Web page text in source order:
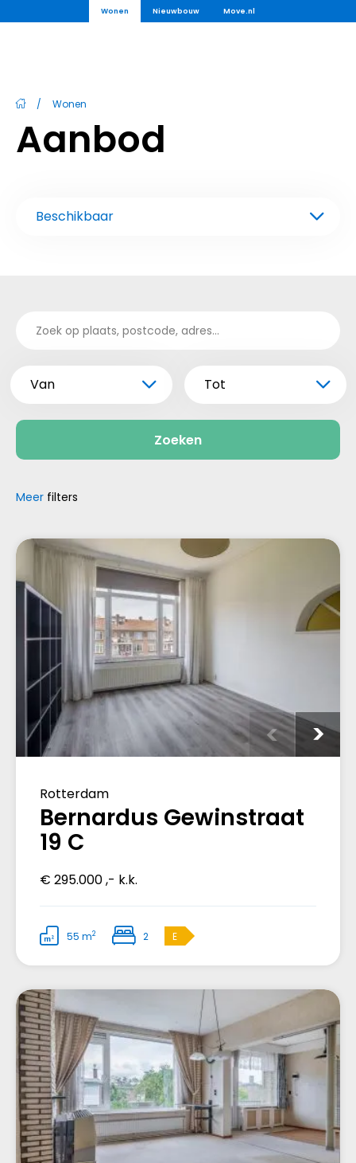
Wonen Nieuwbouw Move.nl
/ Wonen
Aanbod
Beschikbaar
Van Tot
Zoeken
Meer filters
Rotterdam
Bernardus Gewinstraat
19 C
€ 295.000 ,- k.k.
55 m2 2 E